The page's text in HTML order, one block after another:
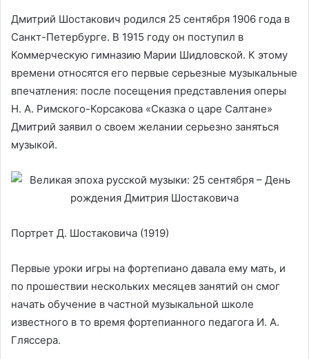
Дмитрий Шостакович родился 25 сентября 1906 года в
Санкт-Петербурге. В 1915 году он поступил в
Коммерческую гимназию Марии Шидловской. К этому
времени относятся его первые серьезные музыкальные
впечатления: после посещения представления оперы
Н. А. Римского-Корсакова «Сказка о царе Салтане»
Дмитрий заявил о своем желании серьезно заняться
музыкой.
Портрет Д. Шостаковича (1919)
Первые уроки игры на фортепиано давала ему мать, и
по прошествии нескольких месяцев занятий он смог
начать обучение в частной музыкальной школе
известного в то время фортепианного педагога И. А.
Гляссера.